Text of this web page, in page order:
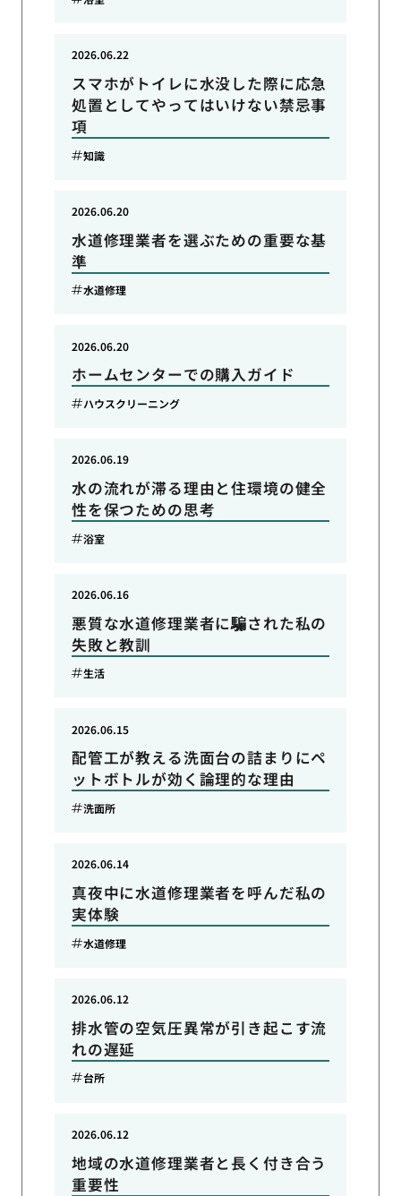
スマホがトイレに水没した際に応急
処置としてやってはいけない禁忌事
項
2026.06.22
知識
水道修理業者を選ぶための重要な基
準
2026.06.20
水道修理
ホームセンターでの購入ガイド
2026.06.20
ハウスクリーニング
水の流れが滞る理由と住環境の健全
性を保つための思考
2026.06.19
浴室
悪質な水道修理業者に騙された私の
失敗と教訓
2026.06.16
生活
配管工が教える洗面台の詰まりにペ
ットボトルが効く論理的な理由
2026.06.15
洗面所
真夜中に水道修理業者を呼んだ私の
実体験
2026.06.14
水道修理
排水管の空気圧異常が引き起こす流
れの遅延
2026.06.12
台所
地域の水道修理業者と長く付き合う
重要性
2026.06.12